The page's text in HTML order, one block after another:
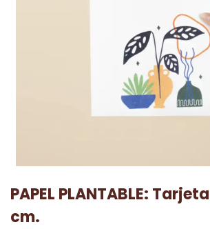
PAPEL PLANTABLE:
cm.